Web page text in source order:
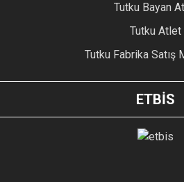
Tutku Bayan
Tutku Atlet
Tutku Fabrika Satış
ETBİS